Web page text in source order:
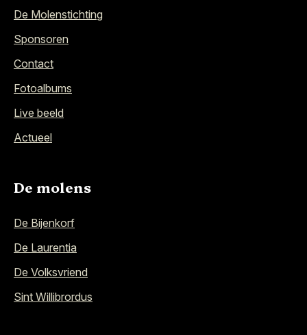
De Molenstichting
Sponsoren
Contact
Fotoalbums
Live beeld
Actueel
De molens
De Bijenkorf
De Laurentia
De Volksvriend
Sint Willibrordus